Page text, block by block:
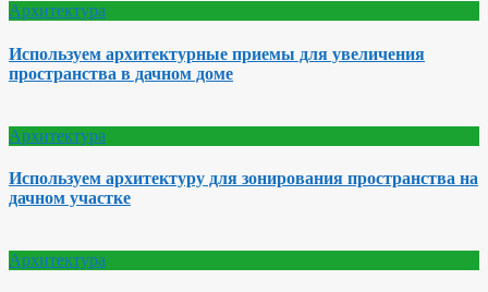
Архитектура
Используем архитектурные приемы для увеличения
пространства в дачном доме
Архитектура
Используем архитектуру для зонирования пространства на
дачном участке
Архитектура